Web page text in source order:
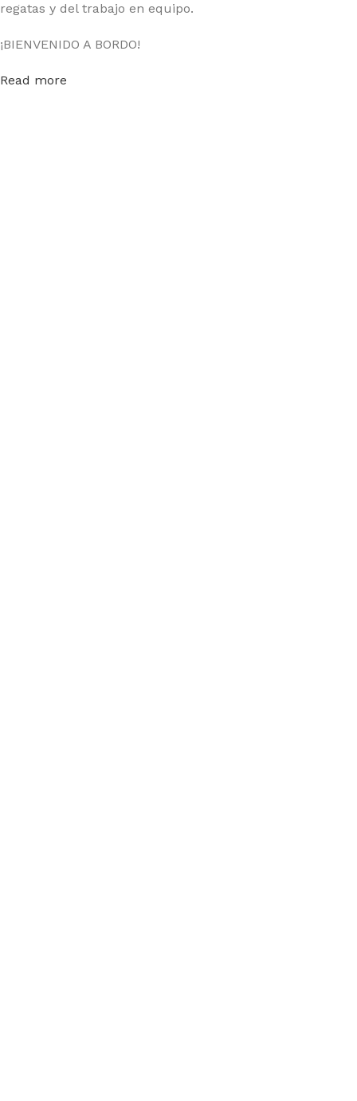
regatas y del trabajo en equipo.
¡BIENVENIDO A BORDO!
Read more